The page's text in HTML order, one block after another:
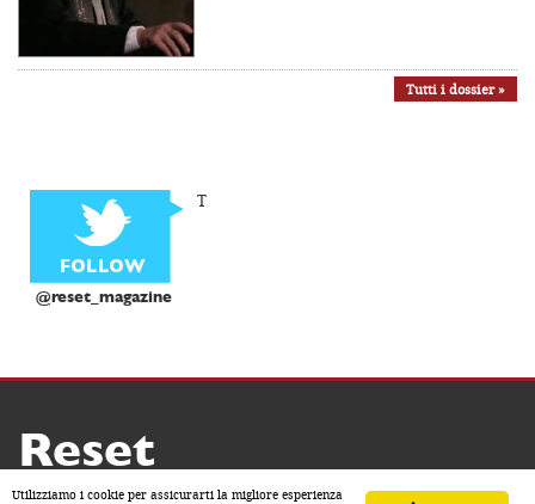
Tutti i dossier »
@reset_magazine
T
Reset
Utilizziamo i cookie per assicurarti la migliore esperienza